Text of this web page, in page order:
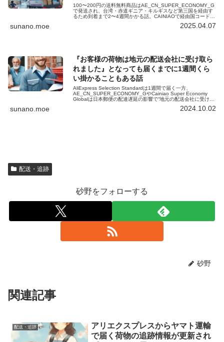
100〜200円の送料無料商品はAE_CN_SUPER_ECONOMY_G
で発送され、台湾・赤道ギニア・キルギスなど第三国を経由す
るため到着まで2〜4週間かかる話。CAINIAOで経由国コードを
sunano.moe 2025.04.07
『お客様の荷物は地元の配送会社に受け取ら
れました』となっても届くまでに1週間くら
い掛かることもある話
AliExpress Selection Standardは1週間で届く一方、
AE_CN_SUPER_ECONOMY_GやCainiao Super Economy
Globalは日本郵便の配達遅延の影響で“地元の配送会社に受け取
sunano.moe 2024.10.02
配送・追跡
砂野をフォローする
砂野
関連記事
配送・追跡
アリエクスプレスからヤマト運輸
で届く荷物の追跡情報が更新され